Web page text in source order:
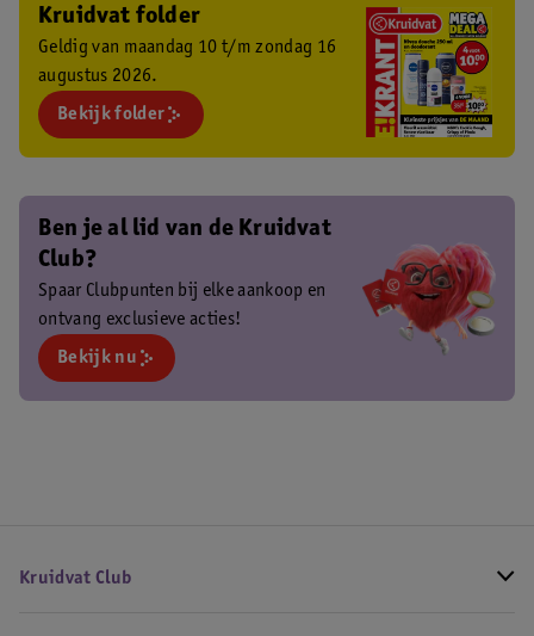
Kruidvat folder
Geldig van maandag 10 t/m zondag 16
augustus 2026.
Bekijk folder
Ben je al lid van de Kruidvat
Club?
Spaar Clubpunten bij elke aankoop en
ontvang exclusieve acties!
Bekijk nu
Kruidvat Club